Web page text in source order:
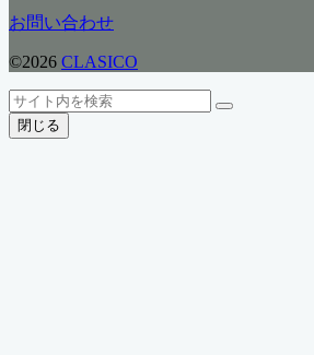
リ
ー
お問い合わせ
©2026 CLASICO
ト
ッ
プ
検
索
検
閉じる